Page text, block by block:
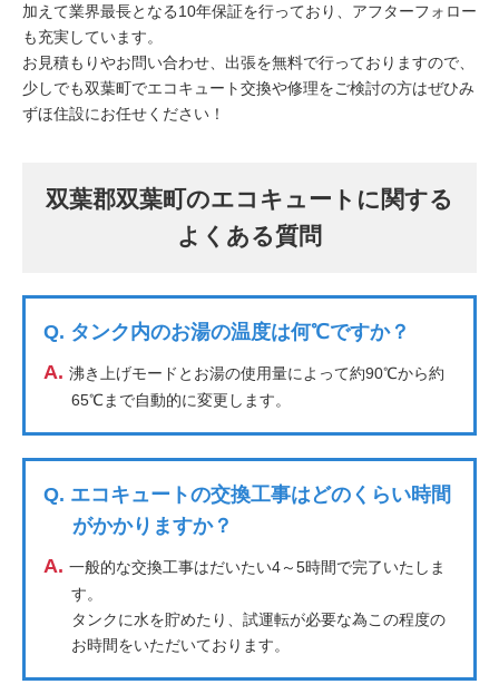
加えて業界最長となる10年保証を行っており、アフターフォロー
も充実しています。
お見積もりやお問い合わせ、出張を無料で行っておりますので、
少しでも双葉町でエコキュート交換や修理をご検討の方はぜひみ
ずほ住設にお任せください！
双葉郡双葉町のエコキュートに関する
よくある質問
Q. タンク内のお湯の温度は何℃ですか？
A. 沸き上げモードとお湯の使用量によって約90℃から約
65℃まで自動的に変更します。
Q. エコキュートの交換工事はどのくらい時間
がかかりますか？
A. 一般的な交換工事はだいたい4～5時間で完了いたしま
す。
タンクに水を貯めたり、試運転が必要な為この程度の
お時間をいただいております。